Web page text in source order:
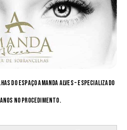
do Espaço Amanda Alves – especializado
anos no procedimento.